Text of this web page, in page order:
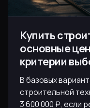
Купить
основные
критерии
В базовых
строительной
3 600 000 ₽, если